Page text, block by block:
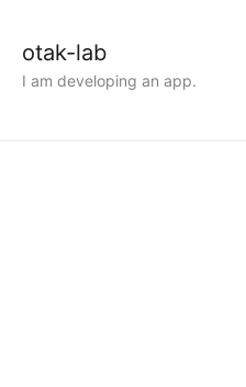
otak-lab
I am developing an app.